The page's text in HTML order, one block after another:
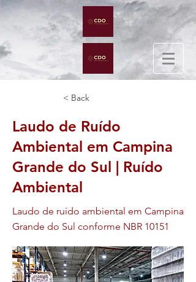
< Back
Laudo de Ruído
Ambiental em Campina
Grande do Sul | Ruído
Ambiental
Laudo de ruído ambiental em Campina
Grande do Sul conforme NBR 10151